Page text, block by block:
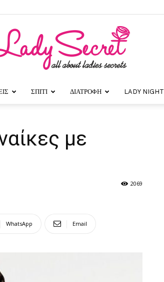
ΣΠΙΤΙ ΔΙΑΤΡΟΦΗ LADY NIGHT
με
2069
WhatsApp Email